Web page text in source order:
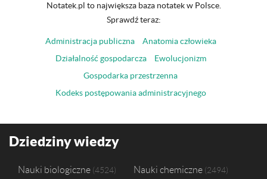
Notatek.pl to największa baza notatek w Polsce.
Sprawdź teraz:
Administracja publiczna
Anatomia człowieka
Działalność gospodarcza
Ewolucjonizm
Gospodarka przestrzenna
Kodeks postępowania administracyjnego
Dziedziny wiedzy
Nauki biologiczne 4524 Nauki chemiczne 2494